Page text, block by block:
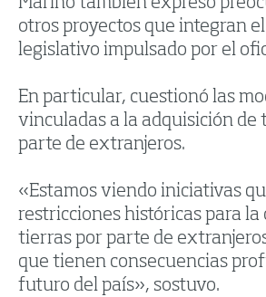
Marino también expresó
otros proyectos que integran
legislativo impulsado por el
En particular, cuestionó las
vinculadas a la adquisición de
parte de extranjeros.
«Estamos viendo iniciativas
restricciones históricas para la
tierras por parte de
que tienen consecuencias
futuro del país», sostuvo.